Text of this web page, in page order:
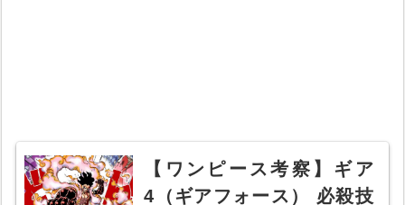
【ワンピース考察】ギア
4（ギアフォース） 必殺技